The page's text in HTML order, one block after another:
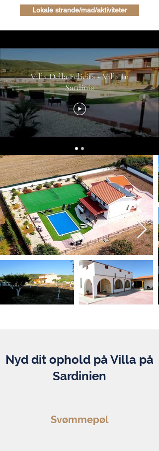
Lokale strande/mad/aktiviteter
Villa Della Felicita - Villa In
Sardinia
Nyd dit ophold på Villa på
Sardinien
Svømmepøl